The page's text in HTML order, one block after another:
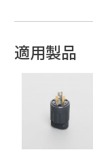
適用製品